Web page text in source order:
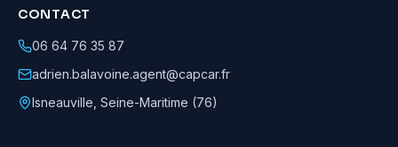
CONTACT
06 64 76 35 87
adrien.balavoine.agent@capcar.fr
Isneauville Seine-Maritime (76)